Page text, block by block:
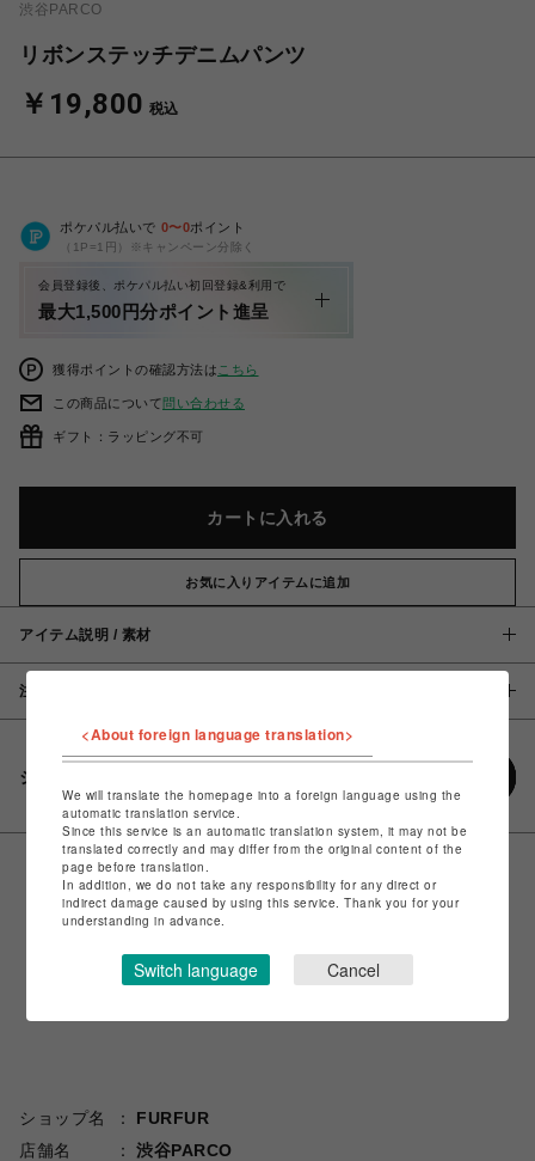
渋谷PARCO
リボンステッチデニムパンツ
￥19,800 税込
ポケパル払いで 0〜0ポイント
（1P=1円）※キャンペーン分除く
会員登録後、ポケパル払い初回登録&利用で
最大1,500円分ポイント進呈
獲得ポイントの確認方法は こちら
この商品について問い合わせる
ギフト：ラッピング不可
カートに入れる
お気に入りアイテムに追加
アイテム説明 / 素材
注意事項
シェアする
ショップ名
FURFUR
店舗名
渋谷PARCO
<About foreign language translation>
We will translate the homepage into a foreign language using the
automatic translation service.
Since this service is an automatic translation system, it may not be
translated correctly and may differ from the original content of the
page before translation.
In addition, we do not take any responsibility for any direct or
indirect damage caused by using this service. Thank you for your
understanding in advance.
Switch language Cancel